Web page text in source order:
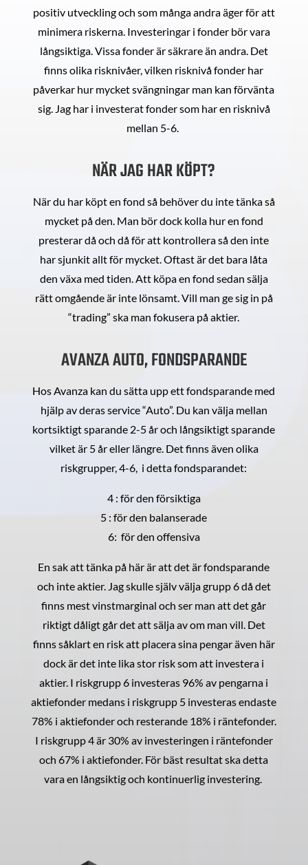
positiv utveckling och som många andra äger för att
minimera riskerna. Investeringar i fonder bör vara
långsiktiga. Vissa fonder är säkrare än andra. Det
finns olika risknivåer, vilken risknivå fonder har
påverkar hur mycket svängningar man kan förvänta
sig. Jag har i investerat fonder som har en risknivå
mellan 5-6.
NÄR JAG HAR KÖPT?
När du har köpt en fond så behöver du inte tänka så
mycket på den. Man bör dock kolla hur en fond
presterar då och då för att kontrollera så den inte
har sjunkit allt för mycket. Oftast är det bara låta
den växa med tiden. Att köpa en fond sedan sälja
rätt omgående är inte lönsamt. Vill man ge sig in på
“trading” ska man fokusera på aktier.
AVANZA AUTO, FONDSPARANDE
Hos Avanza kan du sätta upp ett fondsparande med
hjälp av deras service “Auto”. Du kan välja mellan
kortsiktigt sparande 2-5 år och långsiktigt sparande
vilket är 5 år eller längre. Det finns även olika
riskgrupper, 4-6, i detta fondsparandet:
4 : för den försiktiga
5 : för den balanserade
6: för den offensiva
En sak att tänka på här är att det är fondsparande
och inte aktier. Jag skulle själv välja grupp 6 då det
finns mest vinstmarginal och ser man att det går
riktigt dåligt går det att sälja av om man vill. Det
finns såklart en risk att placera sina pengar även här
dock är det inte lika stor risk som att investera i
aktier. I riskgrupp 6 investeras 96% av pengarna i
aktiefonder medans i riskgrupp 5 investeras endaste
78% i aktiefonder och resterande 18% i räntefonder.
I riskgrupp 4 är 30% av investeringen i räntefonder
och 67% i aktiefonder. För bäst resultat ska detta
vara en långsiktig och kontinuerlig investering.